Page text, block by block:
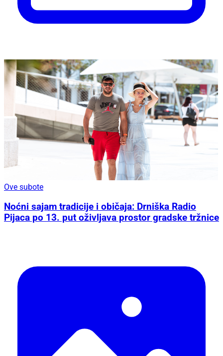
Ove subote
Noćni sajam tradicije i običaja: Drniška Radio
Pijaca po 13. put oživljava prostor gradske tržnice